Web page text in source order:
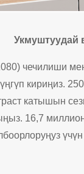
Укмуштуудай
чечилиши
кириңиз.
катышын
16,7